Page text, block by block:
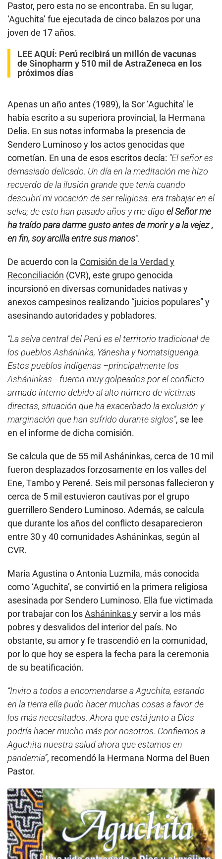
Pastor, pero esta no se encontraba. En su lugar,
‘Aguchita’ fue ejecutada de cinco balazos por una
joven de 17 años.
LEE AQUÍ: Perú recibirá un millón de vacunas
de Sinopharm y 510 mil de AstraZeneca en los
próximos días
Apenas un año antes (1989), la Sor ‘Aguchita’ le
había escrito a su superiora provincial, la Hermana
Delia. En sus notas informaba la presencia de
Sendero Luminoso y los actos genocidas que
cometían. En una de esos escritos decía: “El señor es
demasiado delicado. Un día en la meditación me hizo
recuerdo de la ilusión grande que tenía cuando
descubrí mi vocación de ser religiosa: era trabajar en el
selva; de esto han pasado años y me digo el Señor me
ha traído para darme gusto antes de morir y a la vejez ,
en fin, soy arcilla entre sus manos”.
De acuerdo con la Comisión de la Verdad y
Reconciliación (CVR), este grupo genocida
incursionó en diversas comunidades nativas y
anexos campesinos realizando “juicios populares” y
asesinando autoridades y pobladores.
“La selva central del Perú es el territorio tradicional de
los pueblos Asháninka, Yánesha y Nomatsiguenga.
Estos pueblos indígenas –principalmente los
Asháninkas– fueron muy golpeados por el conflicto
armado interno debido al alto número de víctimas
directas, situación que ha exacerbado la exclusión y
marginación que han sufrido durante siglos”, se lee
en el informe de dicha comisión.
Se calcula que de 55 mil Asháninkas, cerca de 10 mil
fueron desplazados forzosamente en los valles del
Ene, Tambo y Perené. Seis mil personas fallecieron y
cerca de 5 mil estuvieron cautivas por el grupo
guerrillero Sendero Luminoso. Además, se calcula
que durante los años del conflicto desaparecieron
entre 30 y 40 comunidades Asháninkas, según al
CVR.
María Agustina o Antonia Luzmila, más conocida
como ‘Aguchita’, se convirtió en la primera religiosa
asesinada por Sendero Luminoso. Ella fue victimada
por trabajar con losAsháninkasy servir a los más
pobres y desvalidos del interior del país. No
obstante, su amor y fe trascendió en la comunidad,
por lo que hoy se espera la fecha para la ceremonia
de su beatificación.
“Invito a todos a encomendarse a Aguchita, estando
en la tierra ella pudo hacer muchas cosas a favor de
los más necesitados. Ahora que está junto a Dios
podría hacer mucho más por nosotros. Confiemos a
Aguchita nuestra salud ahora que estamos en
pandemia”, recomendó la Hermana Norma del Buen
Pastor.